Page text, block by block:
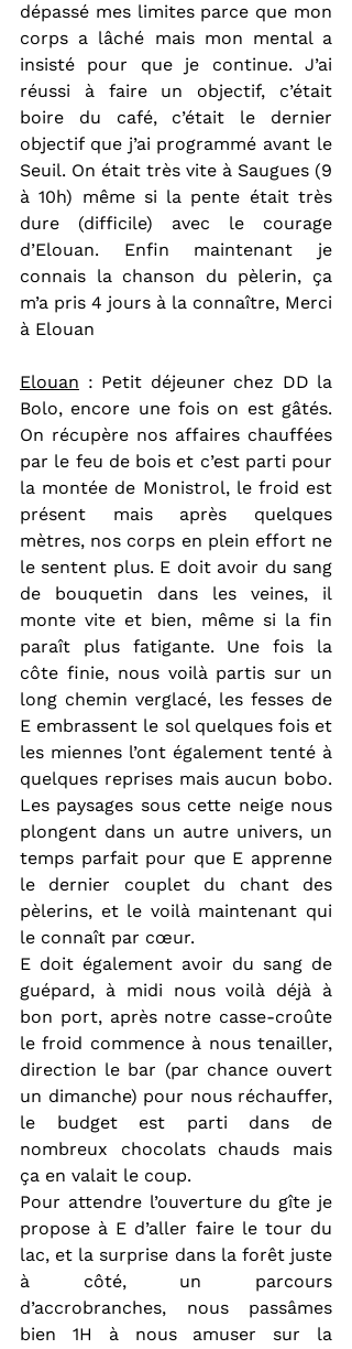
dépassé mes limites parce que mon
corps a lâché mais mon mental a
insisté pour que je continue. J’ai
réussi à faire un objectif, c’était
boire du café, c’était le dernier
objectif que j’ai programmé avant le
Seuil. On était très vite à Saugues (9
à 10h) même si la pente était très
dure (difficile) avec le courage
d’Elouan. Enfin maintenant je
connais la chanson du pèlerin, ça
m’a pris 4 jours à la connaître, Merci
à Elouan
Elouan : Petit déjeuner chez DD la
Bolo, encore une fois on est gâtés.
On récupère nos affaires chauffées
par le feu de bois et c’est parti pour
la montée de Monistrol, le froid est
présent mais après quelques
mètres, nos corps en plein effort ne
le sentent plus. E doit avoir du sang
de bouquetin dans les veines, il
monte vite et bien, même si la fin
paraît plus fatigante. Une fois la
côte finie, nous voilà partis sur un
long chemin verglacé, les fesses de
E embrassent le sol quelques fois et
les miennes l’ont également tenté à
quelques reprises mais aucun bobo.
Les paysages sous cette neige nous
plongent dans un autre univers, un
temps parfait pour que E apprenne
le dernier couplet du chant des
pèlerins, et le voilà maintenant qui
le connaît par cœur.
E doit également avoir du sang de
guépard, à midi nous voilà déjà à
bon port, après notre casse-croûte
le froid commence à nous tenailler,
direction le bar (par chance ouvert
un dimanche) pour nous réchauffer,
le budget est parti dans de
nombreux chocolats chauds mais
ça en valait le coup.
Pour attendre l’ouverture du gîte je
propose à E d’aller faire le tour du
lac, et la surprise dans la forêt juste
à côté, un parcours
d’accrobranches, nous passâmes
bien 1H à nous amuser sur la